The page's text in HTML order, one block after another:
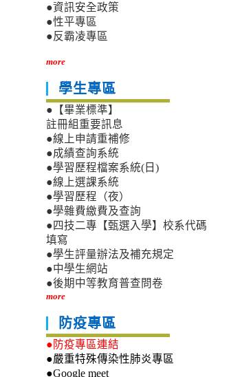
●資訊安全政策
●性平專區
●反霸凌專區
more
學生專區
●【畢業標準】
註冊組重要訊息
●線上申請重補修
●成績查詢系統
●學習歷程檔案系統(日)
●線上選課系統
●學習歷程（夜）
●學雜費繳費及查詢
●四技二專【甄選入學】校系代碼
填寫
●學生評量辦法及補充規定
●中學生網站
●後期中等教育普查問卷
more
防疫專區
●防疫專區連結
●嚴重特殊傳染性肺炎專區
●Google meet